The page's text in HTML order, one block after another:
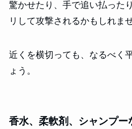
驚かせたり、手で追い払った
リして攻撃されるかもしれませ
近くを横切っても、なるべく
ょう。
香水、柔軟剤、シャンプー